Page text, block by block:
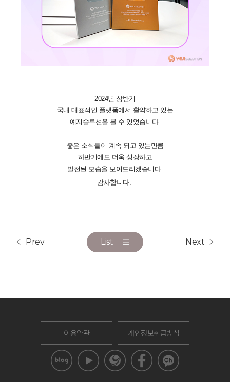
2024년 상반기
국내 대표적인 플랫폼에서 활약하고 있는
예지솔루션을 볼 수 있었습니다.
좋은 소식들이 계속 되고 있는만큼
하반기에도 더욱 성장하고
발전된 모습을 보여드리겠습니다.
감사합니다.
Prev List Next
이용약관 개인정보취급방침